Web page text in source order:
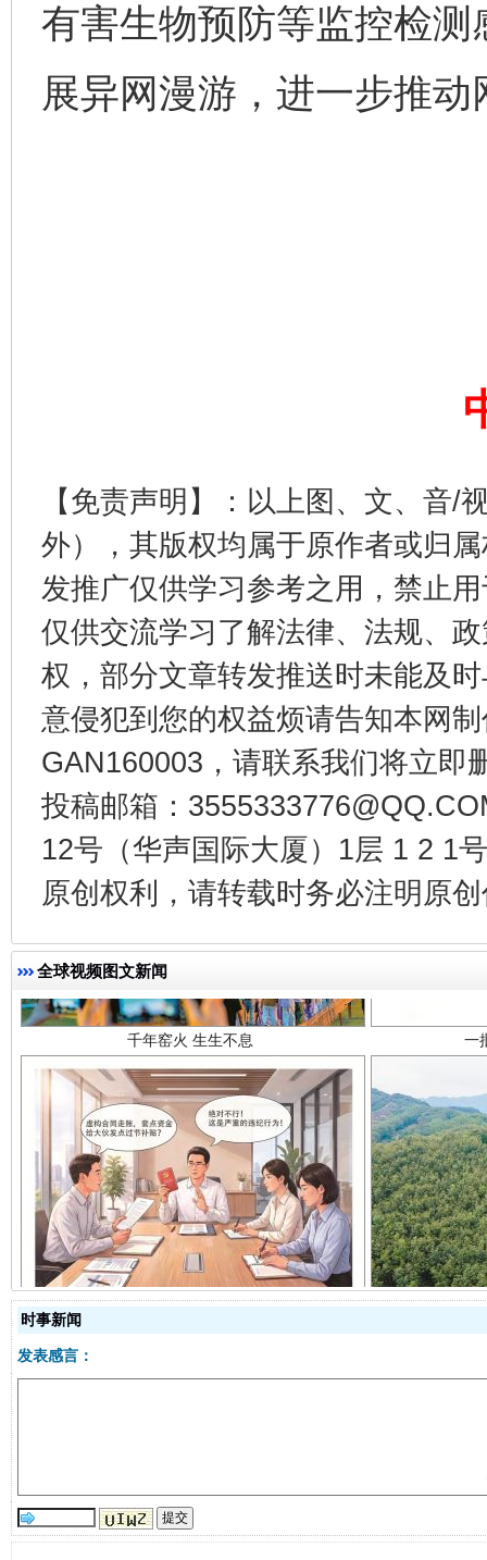
有害生物预防等监控检
展异网漫游，进一步推
【免责声明】：以上图、文、音/
外），其版权均属于原作者或归
发推广仅供学习参考之用，禁止
仅供交流学习了解法律、法规、
权，部分文章转发推送时未能及
意侵犯到您的权益烦请告知本网
GAN160003，请联系我们将立即
投稿邮箱：
12号（华声国际大厦）1层 1 2 1
原创权利，请转载时务必注明原
全球视频图文新闻
东山县通报“牛蛙产品抗生素超标问题” 法
千年窑火 生生不息 一
揭开“小金库”的免责幌子
时事新闻
发表感言：